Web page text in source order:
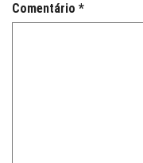
Comentário *